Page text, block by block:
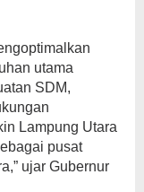
utama
SDM,
Lampung Utara
pusat
ujar Gubernur